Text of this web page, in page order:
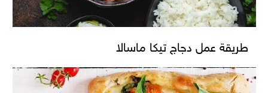
طريقة عمل دجاج تيكا ماسالا